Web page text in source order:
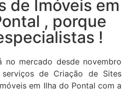
de Imóveis em
, porque
!
no mercado desde novembro
de Criação de Sites
em Ilha do Pontal com a